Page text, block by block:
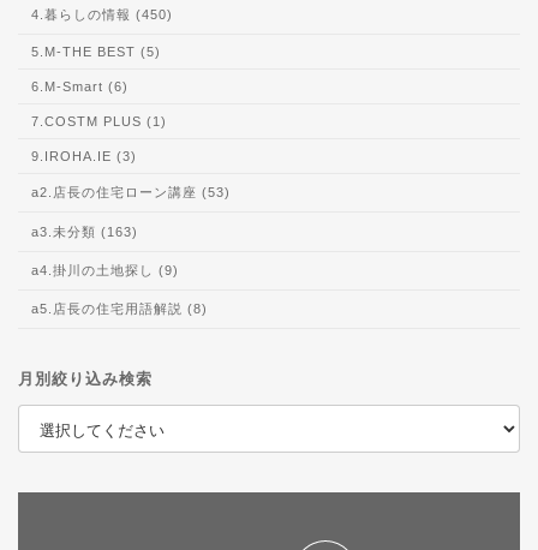
4.暮らしの情報 (450)
5.M-THE BEST (5)
6.M-Smart (6)
7.COSTM PLUS (1)
9.IROHA.IE (3)
a2.店長の住宅ローン講座 (53)
a3.未分類 (163)
a4.掛川の土地探し (9)
a5.店長の住宅用語解説 (8)
月別絞り込み検索